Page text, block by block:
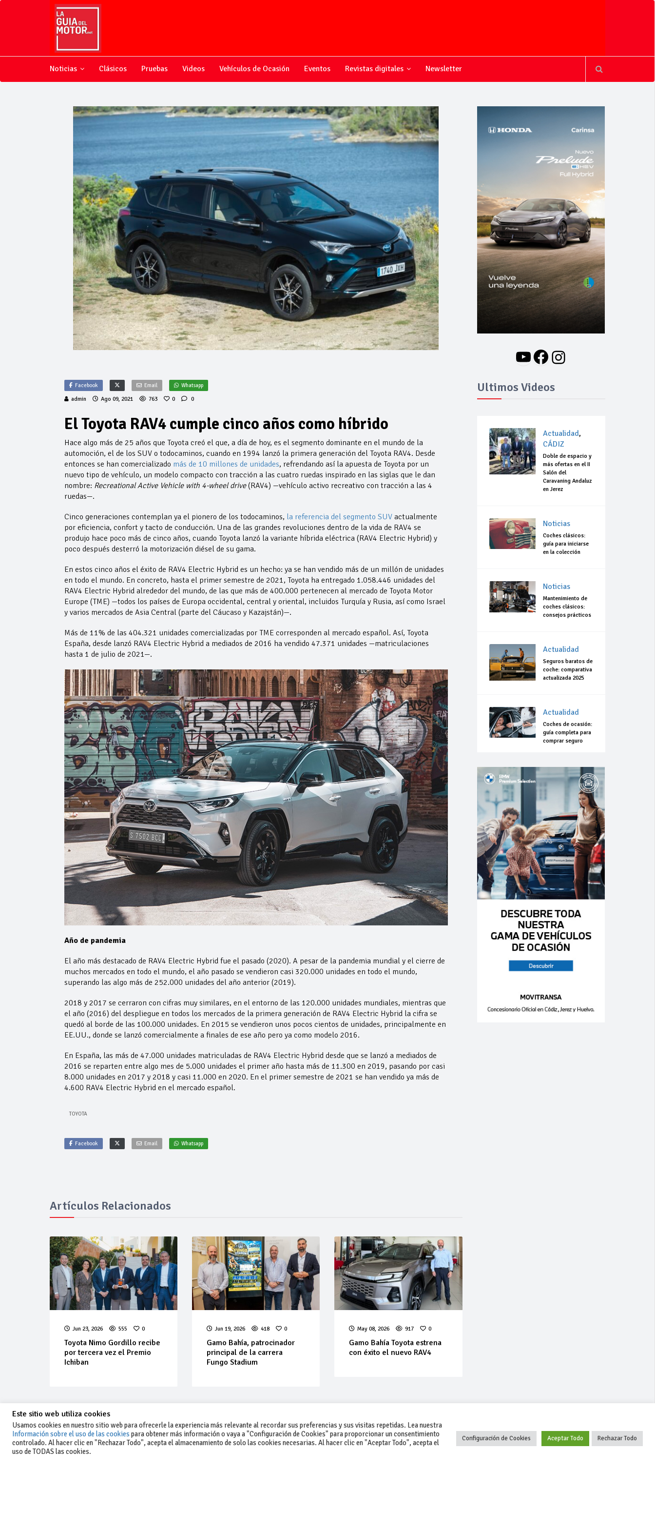
Noticias Clásicos Pruebas Videos Vehículos de Ocasión Eventos Revistas digitales Newsletter
Facebook Email Whatsapp
admin Ago 09, 2021 763 0 0
El Toyota RAV4 cumple cinco años como híbrido
Hace algo más de 25 años que Toyota creó el que, a día de hoy, es el segmento dominante en el mundo de la
automoción, el de los SUV o todocaminos, cuando en 1994 lanzó la primera generación del Toyota RAV4. Desde
entonces se han comercializado más de 10 millones de unidades, refrendando así la apuesta de Toyota por un
nuevo tipo de vehículo, un modelo compacto con tracción a las cuatro ruedas inspirado en las siglas que le dan
nombre: Recreational Active Vehicle with 4-wheel drive(RAV4) —vehículo activo recreativo con tracción a las 4
ruedas—.
Cinco generaciones contemplan ya el pionero de los todocaminos, la referencia del segmento SUVactualmente
por eficiencia, confort y tacto de conducción. Una de las grandes revoluciones dentro de la vida de RAV4 se
produjo hace poco más de cinco años, cuando Toyota lanzó la variante híbrida eléctrica (RAV4 Electric Hybrid) y
poco después desterró la motorización diésel de su gama.
En estos cinco años el éxito de RAV4 Electric Hybrid es un hecho: ya se han vendido más de un millón de unidades
en todo el mundo. En concreto, hasta el primer semestre de 2021, Toyota ha entregado 1.058.446 unidades del
RAV4 Electric Hybrid alrededor del mundo, de las que más de 400.000 pertenecen al mercado de Toyota Motor
Europe (TME) —todos los países de Europa occidental, central y oriental, incluidos Turquía y Rusia, así como Israel
y varios mercados de Asia Central (parte del Cáucaso y Kazajstán)—.
Más de 11% de las 404.321 unidades comercializadas por TME corresponden al mercado español. Así, Toyota
España, desde lanzó RAV4 Electric Hybrid a mediados de 2016 ha vendido 47.371 unidades —matriculaciones
hasta 1 de julio de 2021—.
Año de pandemia
El año más destacado de RAV4 Electric Hybrid fue el pasado (2020). A pesar de la pandemia mundial y el cierre de
muchos mercados en todo el mundo, el año pasado se vendieron casi 320.000 unidades en todo el mundo,
superando las algo más de 252.000 unidades del año anterior (2019).
2018 y 2017 se cerraron con cifras muy similares, en el entorno de las 120.000 unidades mundiales, mientras que
el año (2016) del despliegue en todos los mercados de la primera generación de RAV4 Electric Hybrid la cifra se
quedó al borde de las 100.000 unidades. En 2015 se vendieron unos pocos cientos de unidades, principalmente en
EE.UU., donde se lanzó comercialmente a finales de ese año pero ya como modelo 2016.
En España, las más de 47.000 unidades matriculadas de RAV4 Electric Hybrid desde que se lanzó a mediados de
2016 se reparten entre algo mes de 5.000 unidades el primer año hasta más de 11.300 en 2019, pasando por casi
8.000 unidades en 2017 y 2018 y casi 11.000 en 2020. En el primer semestre de 2021 se han vendido ya más de
4.600 RAV4 Electric Hybrid en el mercado español.
TOYOTA
Facebook Email Whatsapp
Artículos Relacionados
Jun 23, 2026 555 0
Toyota Nimo Gordillo recibe
por tercera vez el Premio
Ichiban
Jun 19, 2026 418 0
Gamo Bahía, patrocinador
principal de la carrera
Fungo Stadium
May 08, 2026 917 0
Gamo Bahía Toyota estrena
con éxito el nuevo RAV4
YouTube
Facebook
Instagram
Ultimos Videos
Actualidad,
CÁDIZ
Doble de espacio y
más ofertas en el II
Salón del
Caravaning Andaluz
en Jerez
Noticias
Coches clásicos:
guía para iniciarse
en la colección
Noticias
Mantenimiento de
coches clásicos:
consejos prácticos
Actualidad
Seguros baratos de
coche: comparativa
actualizada 2025
Actualidad
Coches de ocasión:
guía completa para
comprar seguro
-Aviso legal y condiciones generales
-Contacto
+34 627 35 00 36
Este sitio web utiliza cookies
Usamos cookies en nuestro sitio web para ofrecerle la experiencia más relevante al recordar sus preferencias y sus visitas repetidas. Lea nuestra
Información sobre el uso de las cookies para obtener más información o vaya a "Configuración de Cookies" para proporcionar un consentimiento
controlado. Al hacer clic en "Rechazar Todo", acepta el almacenamiento de solo las cookies necesarias. Al hacer clic en "Aceptar Todo", acepta el
uso de TODAS las cookies.
Configuración de Cookies Aceptar Todo Rechazar Todo